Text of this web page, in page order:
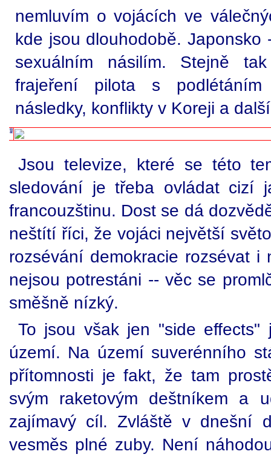
nemluvím o vojácích ve
kde jsou dlouhodobě. Japonsko
sexuálním násilím. Stejně
frajeření pilota s
následky, konflikty v Koreji a
Jsou televize, které se této
sledování je třeba ovládat cizí
francouzštinu. Dost se dá
neštítí říci, že vojáci největší
rozsévání demokracie rozsévat
nejsou potrestáni -- věc se
směšně nízký.
To jsou však jen "side effects"
území. Na území suverénního
přítomnosti je fakt, že tam
svým raketovým deštníkem a
zajímavý cíl. Zvláště v dnešní
vesměs plné zuby. Není